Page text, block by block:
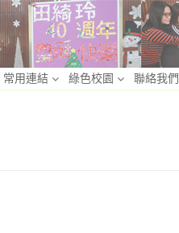
常用連結 綠色校園 聯絡我們